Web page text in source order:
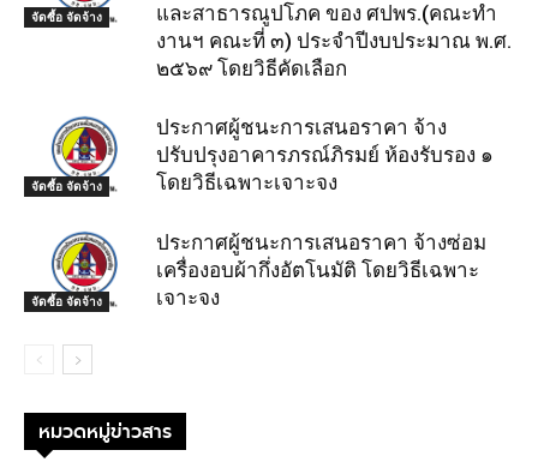
จัดซื้อ จัดจ้าง
และสาธารณูปโภค ของ ศปพร.(คณะทำ
งานฯ คณะที่ ๓) ประจำปีงบประมาณ พ.ศ.
๒๕๖๙ โดยวิธีคัดเลือก
จัดซื้อ จัดจ้าง
ประกาศผู้ชนะการเสนอราคา จ้าง
ปรับปรุงอาคารภรณ์ภิรมย์ ห้องรับรอง ๑
โดยวิธีเฉพาะเจาะจง
จัดซื้อ จัดจ้าง
ประกาศผู้ชนะการเสนอราคา จ้างซ่อม
เครื่องอบผ้ากึ่งอัตโนมัติ โดยวิธีเฉพาะ
เจาะจง
หมวดหมู่ข่าวสาร